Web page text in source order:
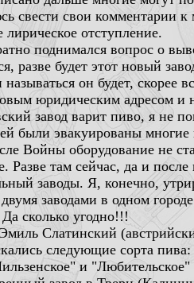
свести свои комментарии
лирическое отступление.
поднимался вопрос о
разве будет этот новый
он будет, скорее
юридическим адресом и
завод варит пиво, я
были эвакуированы
Войны оборудование не
Разве там сейчас, да и
заводы. Я, конечно,
двумя заводами в одном
Да сколько угодно!!!
Слатинский
следующие сорта
и